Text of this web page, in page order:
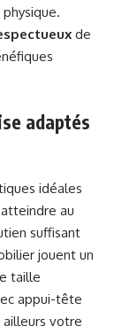
de
adaptés
idéales
au
suffisant
jouent un
taille
appui-tête
votre